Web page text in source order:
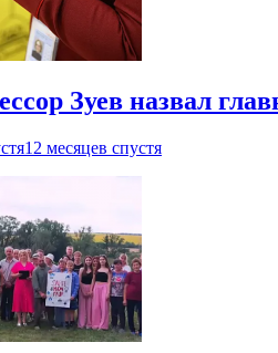
Зуев назвал
12 месяцев спустя